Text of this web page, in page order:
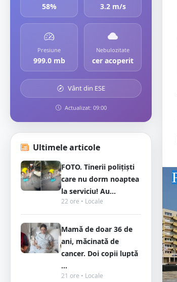
58% 3.2 m/s
Presiune
999.0 mb
Nebulozitate
cer acoperit
Vânt din ESE
Actualizat: 09:00
Ultimele articole
FOTO. Tinerii polițiști
care nu dorm noaptea
la serviciu! Au...
22 ore • Locale
Mamă de doar 36 de
ani, măcinată de
cancer. Doi copii luptă
...
21 ore • Locale